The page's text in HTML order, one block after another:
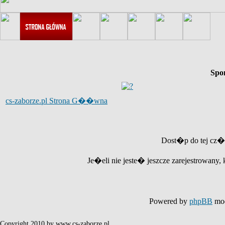
cs-zaborze.pl Strona G��wna
Dost�p do tej
Je�eli nie jeste� jeszcze
Powered by phpBB